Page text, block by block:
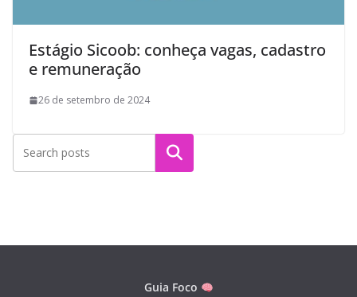
Estágio Sicoob: conheça vagas, cadastro
e remuneração
26 de setembro de 2024
Pesquisar
Guia Foco